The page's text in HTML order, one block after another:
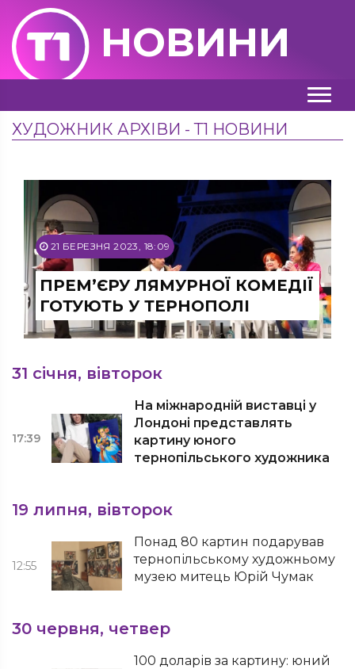
НОВИНИ
ХУДОЖНИК АРХІВИ - Т1 НОВИНИ
21 БЕРЕЗНЯ 2023, 18:09
ПРЕМ’ЄРУ ЛЯМУРНОЇ КОМЕДІЇ
ГОТУЮТЬ У ТЕРНОПОЛІ
31 січня, вівторок
17:39
На міжнародній виставці у
Лондоні представлять
картину юного
тернопільського художника
19 липня, вівторок
12:55
Понад 80 картин подарував
тернопільському художньому
музею митець Юрій Чумак
30 червня, четвер
100 доларів за картину: юний